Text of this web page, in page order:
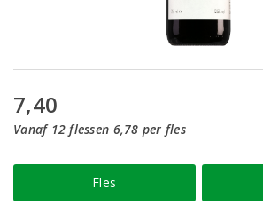
7,40
Vanaf 12 flessen 6,78 per fles
Fles